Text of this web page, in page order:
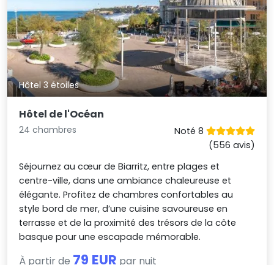
Hôtel 3 étoiles
Hôtel de l'Océan
24 chambres
Noté 8
(556 avis)
Séjournez au cœur de Biarritz, entre plages et
centre-ville, dans une ambiance chaleureuse et
élégante. Profitez de chambres confortables au
style bord de mer, d’une cuisine savoureuse en
terrasse et de la proximité des trésors de la côte
basque pour une escapade mémorable.
À partir de 79 EUR par nuit